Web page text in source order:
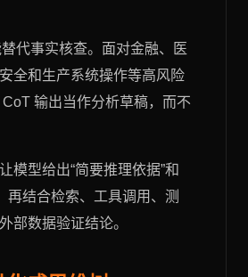
代事实核查。面对金融、医
全和生产系统操作等高风险
输出当作分析草稿，而不
模型给出“简要推理依据”和
再结合检索、工具调用、测
部数据验证结论。